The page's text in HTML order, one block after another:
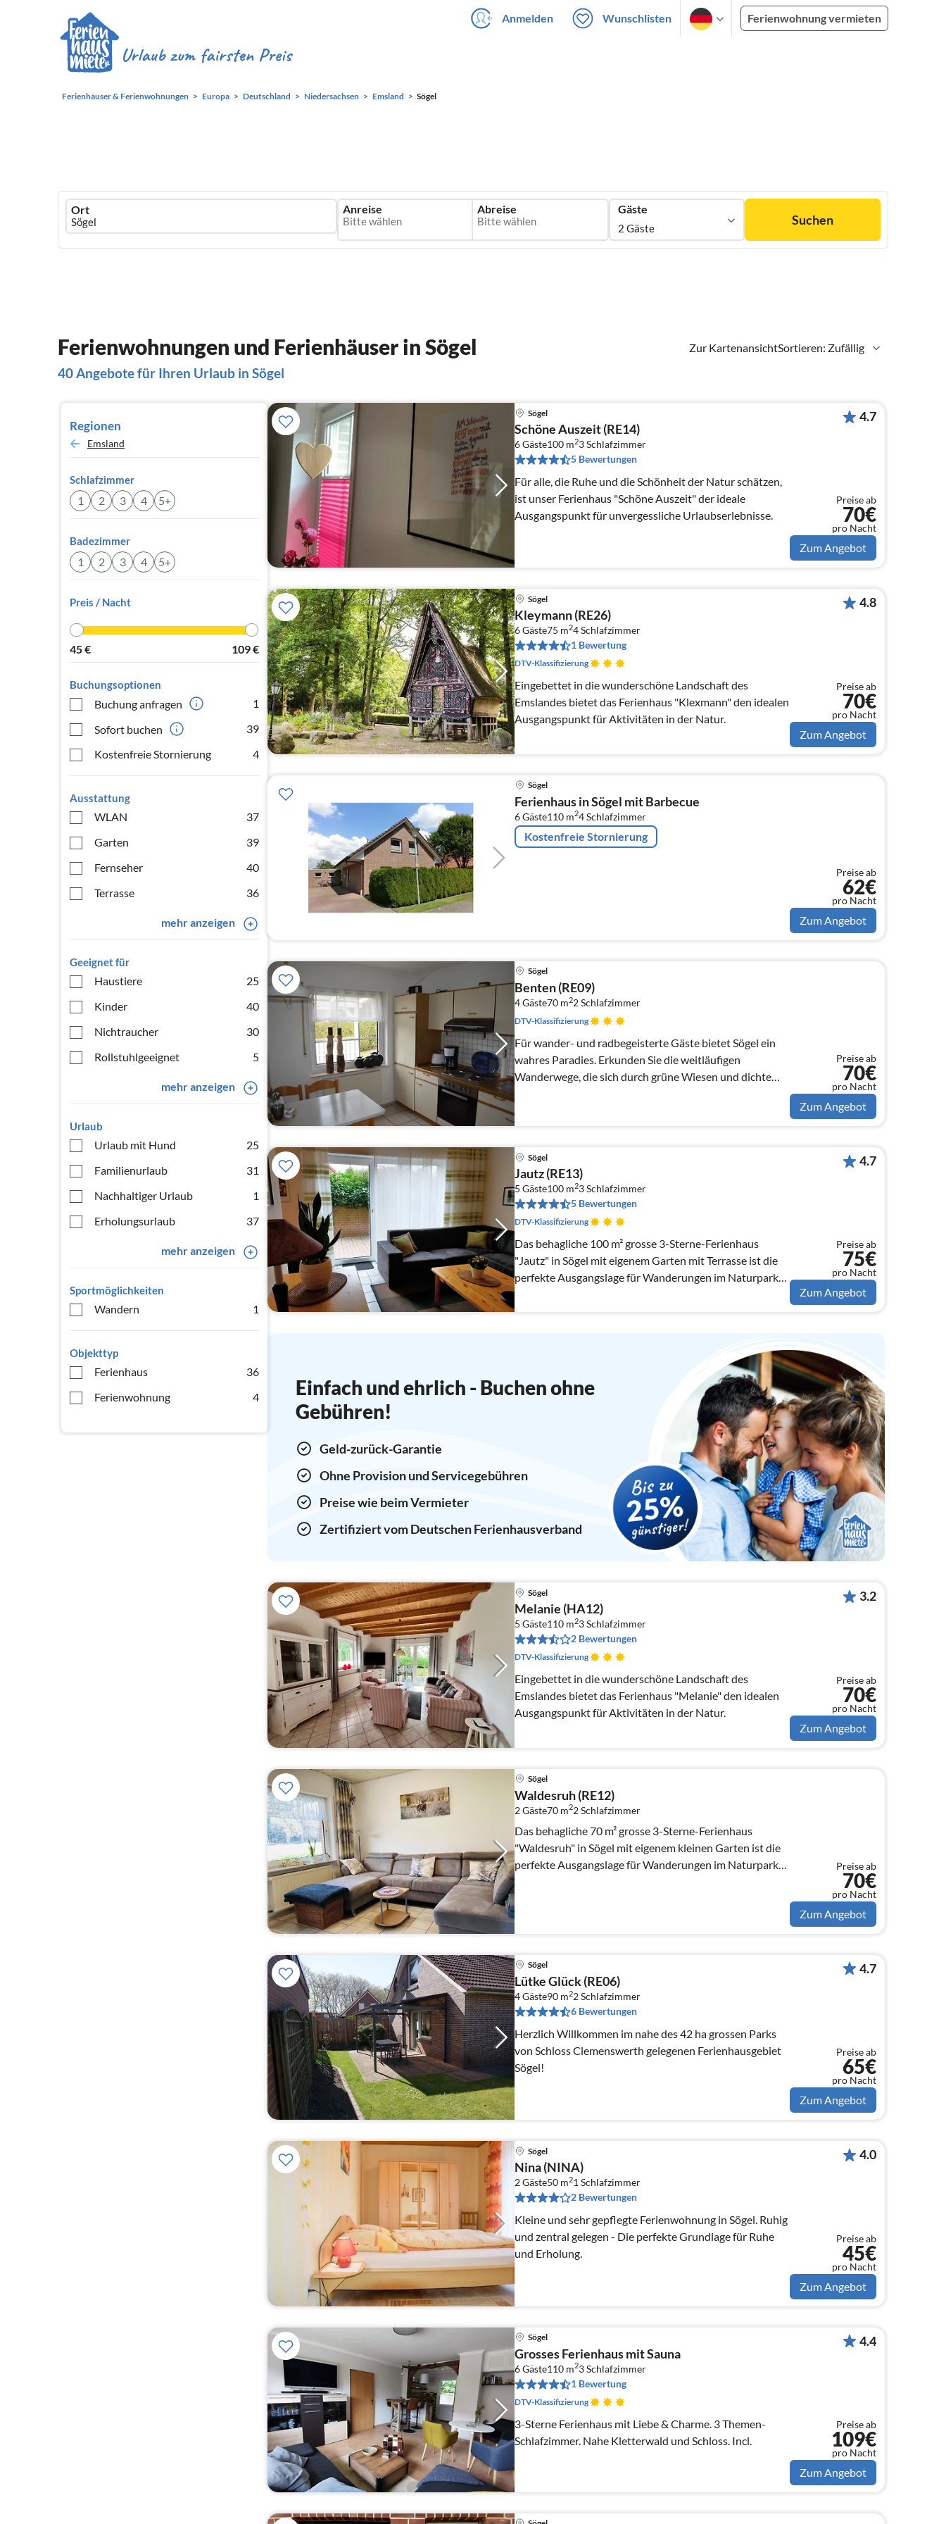
Anmelden Wunschlisten Ferienwohnung vermieten
Ferienhäuser & Ferienwohnungen Europa Deutschland Niedersachsen Emsland Sögel
Ferienhausmiete
logo
Ort Anreise Abreise Gäste
2 Gäste
Suchen
Zur KartenansichtSortieren: Zufällig
Ferienwohnungen und Ferienhäuser in Sögel
40 Angebote für Ihren Urlaub in Sögel
Regionen
Emsland
Schlafzimmer
1 2 3 4 5+
Badezimmer
1 2 3 4 5+
Preis / Nacht
45€ 109€
Buchungsoptionen
Buchung anfragen
1
Sofort buchen
39
Kostenfreie Stornierung
4
Ausstattung
WLAN
37
Garten
39
Fernseher
40
Terrasse
36
mehr anzeigen
Geeignet für
Haustiere
25
Kinder
40
Nichtraucher
30
Rollstuhlgeeignet
5
mehr anzeigen
Urlaub
Urlaub mit Hund
25
Familienurlaub
31
Nachhaltiger Urlaub
1
Erholungsurlaub
37
mehr anzeigen
Sportmöglichkeiten
Wandern 1
Objekttyp
Ferienhaus
36
Ferienwohnung
4
Sögel
Schöne Auszeit (RE14)
6 Gäste100 m23Schlafzimmer
5 Bewertungen
Für alle, die Ruhe und die Schönheit der Natur schätzen,
ist unser Ferienhaus "Schöne Auszeit" der ideale
Ausgangspunkt für unvergessliche Urlaubserlebnisse.
4.7
Preise ab
70€
pro Nacht
Zum Angebot
Sögel
Kleymann (RE26)
6 Gäste75 m24Schlafzimmer
1 Bewertung
DTV-Klassifizierung
Eingebettet in die wunderschöne Landschaft des
Emslandes bietet das Ferienhaus "Klexmann" den idealen
Ausgangspunkt für Aktivitäten in der Natur.
4.8
Preise ab
70€
pro Nacht
Zum Angebot
Sögel
Ferienhaus in Sögel mit Barbecue
6 Gäste110 m24Schlafzimmer
Kostenfreie Stornierung
Preise ab
62€
pro Nacht
Zum Angebot
Sögel
Benten (RE09)
4 Gäste70 m22Schlafzimmer
DTV-Klassifizierung
Für wander- und radbegeisterte Gäste bietet Sögel ein
wahres Paradies. Erkunden Sie die weitläufigen
Wanderwege, die sich durch grüne Wiesen und dichte
Wälder schlängeln.
Preise ab
70€
pro Nacht
Zum Angebot
Sögel
Jautz (RE13)
5 Gäste100 m23Schlafzimmer
5 Bewertungen
DTV-Klassifizierung
Das behagliche 100 m² grosse 3-Sterne-Ferienhaus
"Jautz" in Sögel mit eigenem Garten mit Terrasse ist die
perfekte Ausgangslage für Wanderungen im Naturpark
Hümmling, Radtouren dur...
4.7
Preise ab
75€
pro Nacht
Zum Angebot
Einfach und ehrlich - Buchen ohne
Gebühren!
Geld-zurück-Garantie
Ohne Provision und Servicegebühren
Preise wie beim Vermieter
Zertifiziert vom Deutschen Ferienhausverband
Sögel
Melanie (HA12)
5 Gäste110 m23Schlafzimmer
2 Bewertungen
DTV-Klassifizierung
Eingebettet in die wunderschöne Landschaft des
Emslandes bietet das Ferienhaus "Melanie" den idealen
Ausgangspunkt für Aktivitäten in der Natur.
3.2
Preise ab
70€
pro Nacht
Zum Angebot
Sögel
Waldesruh (RE12)
2 Gäste70 m22Schlafzimmer
Das behagliche 70 m² grosse 3-Sterne-Ferienhaus
"Waldesruh" in Sögel mit eigenem kleinen Garten ist die
perfekte Ausgangslage für Wanderungen im Naturpark
Hümmling, Radtouren durch...
Preise ab
70€
pro Nacht
Zum Angebot
Sögel
Lütke Glück (RE06)
4 Gäste90 m22Schlafzimmer
6 Bewertungen
Herzlich Willkommen im nahe des 42 ha grossen Parks
von Schloss Clemenswerth gelegenen Ferienhausgebiet
Sögel!
4.7
Preise ab
65€
pro Nacht
Zum Angebot
Sögel
Nina (NINA)
2 Gäste50 m21 Schlafzimmer
2 Bewertungen
Kleine und sehr gepflegte Ferienwohnung in Sögel. Ruhig
und zentral gelegen - Die perfekte Grundlage für Ruhe
und Erholung.
4.0
Preise ab
45€
pro Nacht
Zum Angebot
Sögel
Grosses Ferienhaus mit Sauna
6 Gäste110 m23Schlafzimmer
1 Bewertung
DTV-Klassifizierung
3-Sterne Ferienhaus mit Liebe & Charme. 3 Themen-
Schlafzimmer. Nahe Kletterwald und Schloss. Incl.
4.4
Preise ab
109€
pro Nacht
Zum Angebot